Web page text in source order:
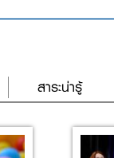
สาระน่ารู้